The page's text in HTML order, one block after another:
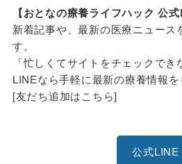
【おとなの療養ライフハック 公式
新着記事や、最新の医療ニュース
す。
「忙しくてサイトをチェックでき
LINEなら手軽に最新の療養情報を
[友だち追加はこちら]
公式LINE